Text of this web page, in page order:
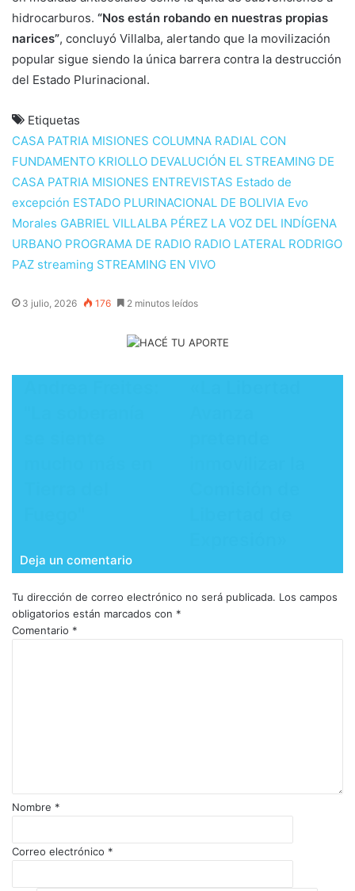
hidrocarburos. “Nos están robando en nuestras propias
narices”, concluyó Villalba, alertando que la movilización
popular sigue siendo la única barrera contra la destrucción
del Estado Plurinacional.
Etiquetas
CASA PATRIA MISIONES COLUMNA RADIAL CON
FUNDAMENTO KRIOLLO DEVALUCIÓN EL STREAMING DE
CASA PATRIA MISIONES ENTREVISTAS Estado de
excepción ESTADO PLURINACIONAL DE BOLIVIA Evo
Morales GABRIEL VILLALBA PÉREZ LA VOZ DEL INDÍGENA
URBANO PROGRAMA DE RADIO RADIO LATERAL RODRIGO
PAZ streaming STREAMING EN VIVO
3 julio, 2026 176 2 minutos leídos
Deja un comentario
Tu dirección de correo electrónico no será publicada. Los campos
obligatorios están marcados con *
Comentario *
Nombre *
Correo electrónico *